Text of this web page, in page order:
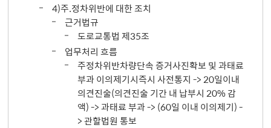
4)주.정차위반에 대한 조치
근거법규
도로교통법 제35조
업무처리 흐름
주정차위반차량단속 증거사진확보 및 과태료
부과 이의제기시즉시 사전통지 -> 20일이내
의견진술(의견진술 기간 내 납부시 20% 감
액) -> 과태료 부과 -> (60일 이내 이의제기) -
> 관할법원 통보